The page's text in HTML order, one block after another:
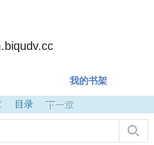
我的书架
目录 下一章